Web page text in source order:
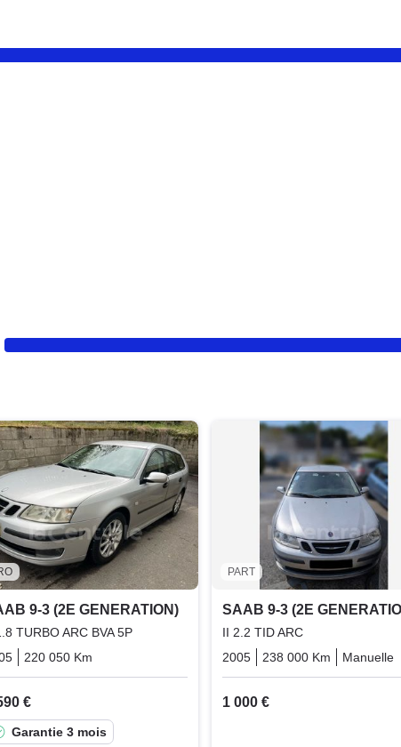
9-3 (2E GENERATION)
TURBO ARC BVA 5P
220 050 Km Essence
€
Garantie 3 mois
PART
SAAB 9-3 (2E
II 2.2 TID ARC
2005
238 000 Km Manuelle
1 000 €